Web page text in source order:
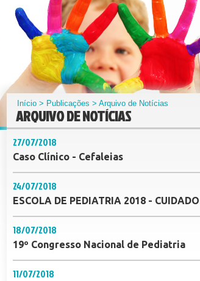
Início > Publicações > Arquivo de Notícias
ARQUIVO DE NOTÍCIAS
27/07/2018
Caso Clínico - Cefaleias
24/07/2018
ESCOLA DE PEDIATRIA 2018 -
18/07/2018
19º Congresso Nacional de Pediatria
11/07/2018